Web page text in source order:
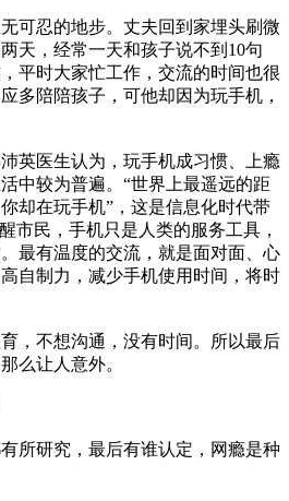
忍的地步。丈夫回到家埋头刷微
天，经常一天和孩子说不到10句
平时大家忙工作，交流的时间也很
多陪陪孩子，可他却因为玩手机，
医生认为，玩手机成习惯、上瘾
中较为普遍。“世界上最遥远的距
却在玩手机”，这是信息化时代带
市民，手机只是人类的服务工具，
最有温度的交流，就是面对面、心
自制力，减少手机使用时间，将时
不想沟通，没有时间。所以最后
么让人意外。
研究，最后有谁认定，网瘾是种